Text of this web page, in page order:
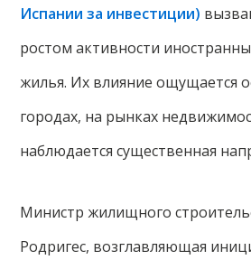
Испании за инвестиции)
ростом активности
жилья. Их влияние ощущается
городах, на рынках
наблюдается существенная
Министр жилищного
Родригес, возглавляющая